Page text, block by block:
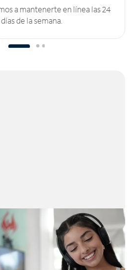
a mantenerte en línea las 24
de la semana.